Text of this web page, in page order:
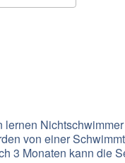
von einer
3 Monaten kann die